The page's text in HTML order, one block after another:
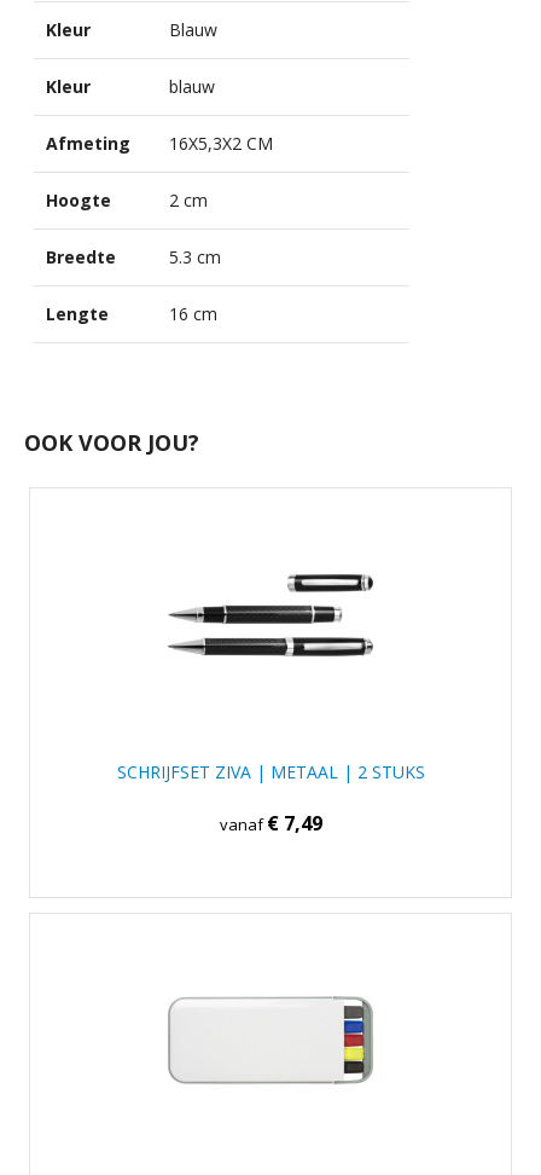
Kleur Blauw
Kleur blauw
Afmeting 16X5,3X2 CM
Hoogte 2 cm
Breedte 5.3 cm
Lengte 16 cm
OOK VOOR JOU?
SCHRIJFSET ZIVA | METAAL | 2 STUKS
vanaf€ 7,49